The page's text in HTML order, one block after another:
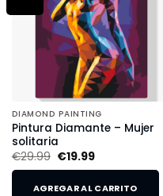
DIAMOND PAINTING
Pintura Diamante – Mujer
solitaria
€29.99 €19.99
AGREGAR AL CARRITO